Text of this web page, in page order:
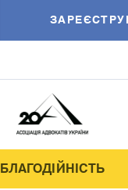
БЛАГОДІЙНІСТЬ